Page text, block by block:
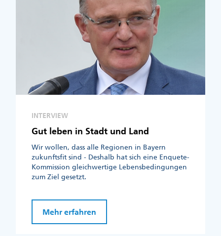
INTERVIEW
Gut leben in Stadt und Land
Wir wollen, dass alle Regionen in Bayern
zukunftsfit sind - Deshalb hat sich eine Enquete-
Kommission gleichwertige Lebensbedingungen
zum Ziel gesetzt.
Mehr erfahren